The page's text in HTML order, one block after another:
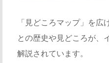
「見どころマップ」を
との歴史や見どころが、
解説されています。